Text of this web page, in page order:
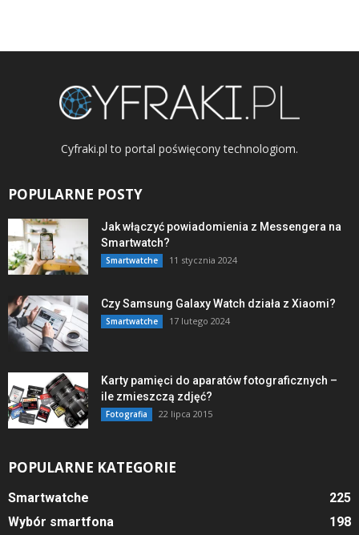
Cyfraki.pl to portal poświęcony technologiom.
POPULARNE POSTY
Jak włączyć powiadomienia z Messengera na
Smartwatch?
Smartwatche 11 stycznia 2024
Czy Samsung Galaxy Watch działa z Xiaomi?
Smartwatche 17 lutego 2024
Karty pamięci do aparatów fotograficznych –
ile zmieszczą zdjęć?
Fotografia 22 lipca 2015
POPULARNE KATEGORIE
Smartwatche
225
Wybór smartfona
198